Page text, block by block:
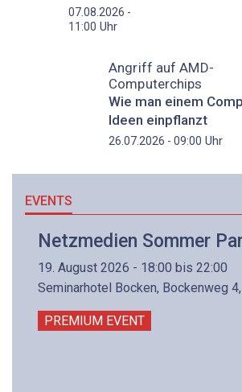
07.08.2026 -
11:00 Uhr
Angriff auf AMD-
Computerchips
Wie man einem
Ideen einpflanzt
26.07.2026 - 09:00 Uhr
EVENTS
Netzmedien Sommer
19. August 2026 - 18:00 bis 22:00
Seminarhotel Bocken, Bockenweg
PREMIUM EVENT